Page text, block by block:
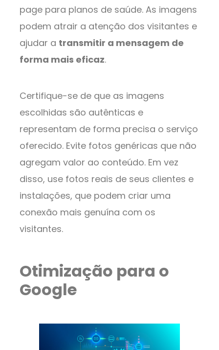
page para planos de saúde. As imagens
podem atrair a atenção dos visitantes e
ajudar a transmitir a mensagem de
forma mais eficaz.
Certifique-se de que as imagens
escolhidas são autênticas e
representam de forma precisa o serviço
oferecido. Evite fotos genéricas que não
agregam valor ao conteúdo. Em vez
disso, use fotos reais de seus clientes e
instalações, que podem criar uma
conexão mais genuína com os
visitantes.
Otimização para o
Google